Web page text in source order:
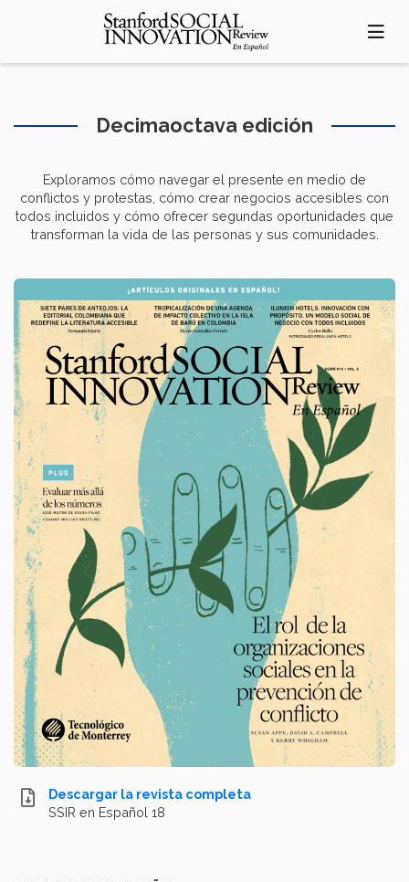
principal
Decimaoctava edición
Exploramos cómo navegar el presente en medio de
conflictos y protestas, cómo crear negocios accesibles con
todos incluidos y cómo ofrecer segundas oportunidades que
transforman la vida de las personas y sus comunidades.
Descargar la revista completa
SSIR en Español 18